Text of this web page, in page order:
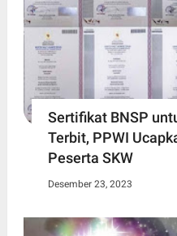
Sertifikat BNSP
Terbit, PPWI
Peserta SKW
Desember 23, 2023